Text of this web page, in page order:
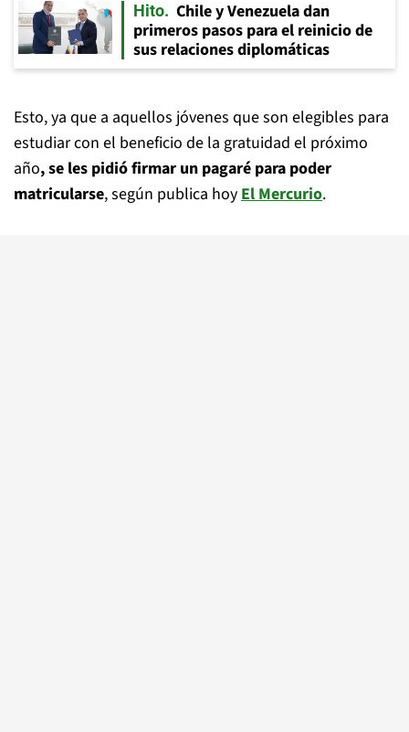
Hito
Chile y Venezuela dan
primeros pasos para el reinicio de
sus relaciones diplomáticas
Esto, ya que a aquellos jóvenes que son elegibles para
estudiar con el beneficio de la gratuidad el próximo
año, se les pidió firmar un pagaré para poder
matricularse, según publica hoyEl Mercurio.